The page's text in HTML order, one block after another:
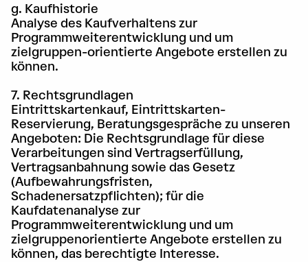
g. Kaufhistorie
Analyse des Kaufverhaltens zur
Programmweiterentwicklung und um
zielgruppen-orientierte Angebote erstellen zu
können.
7. Rechtsgrundlagen
Eintrittskartenkauf, Eintrittskarten-
Reservierung, Beratungsgespräche zu unseren
Angeboten: Die Rechtsgrundlage für diese
Verarbeitungen sind Vertragserfüllung,
Vertragsanbahnung sowie das Gesetz
(Aufbewahrungsfristen,
Schadenersatzpflichten); für die
Kaufdatenanalyse zur
Programmweiterentwicklung und um
zielgruppenorientierte Angebote erstellen zu
können, das berechtigte Interesse.